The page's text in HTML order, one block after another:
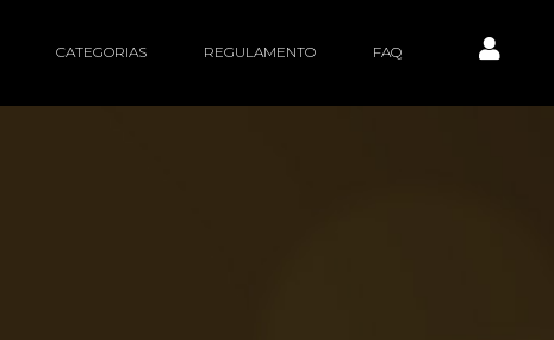
CATEGORIAS REGULAMENTO FAQ